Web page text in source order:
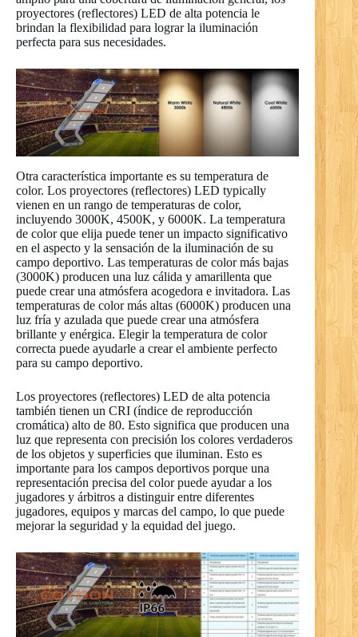
proyectores (reflectores) LED de alta potencia le
brindan la flexibilidad para lograr la iluminación
perfecta para sus necesidades.
Otra característica importante es su temperatura de
color. Los proyectores (reflectores) LED typically
vienen en un rango de temperaturas de color,
incluyendo 3000K, 4500K, y 6000K. La temperatura
de color que elija puede tener un impacto significativo
en el aspecto y la sensación de la iluminación de su
campo deportivo. Las temperaturas de color más bajas
(3000K) producen una luz cálida y amarillenta que
puede crear una atmósfera acogedora e invitadora. Las
temperaturas de color más altas (6000K) producen una
luz fría y azulada que puede crear una atmósfera
brillante y enérgica. Elegir la temperatura de color
correcta puede ayudarle a crear el ambiente perfecto
para su campo deportivo.
Los proyectores (reflectores) LED de alta potencia
también tienen un CRI (índice de reproducción
cromática) alto de 80. Esto significa que producen una
luz que representa con precisión los colores verdaderos
de los objetos y superficies que iluminan. Esto es
importante para los campos deportivos porque una
representación precisa del color puede ayudar a los
jugadores y árbitros a distinguir entre diferentes
jugadores, equipos y marcas del campo, lo que puede
mejorar la seguridad y la equidad del juego.